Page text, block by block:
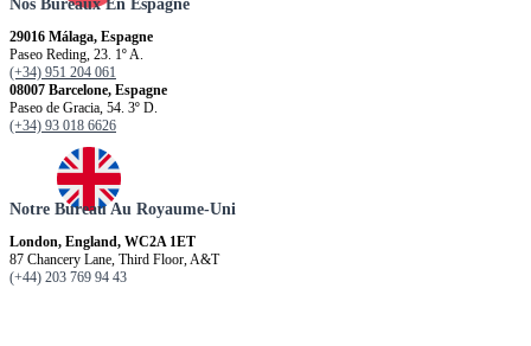
Nos Bureaux En Espagne
29016 Málaga, Espagne
Paseo Reding, 23. 1º A.
(+34) 951 204 061
08007 Barcelone, Espagne
Paseo de Gracia, 54. 3º D.
(+34) 93 018 6626
Notre Bureau Au Royaume-Uni
London, England, WC2A 1ET
87 Chancery Lane, Third Floor, A&T
(+44) 203 769 94 43